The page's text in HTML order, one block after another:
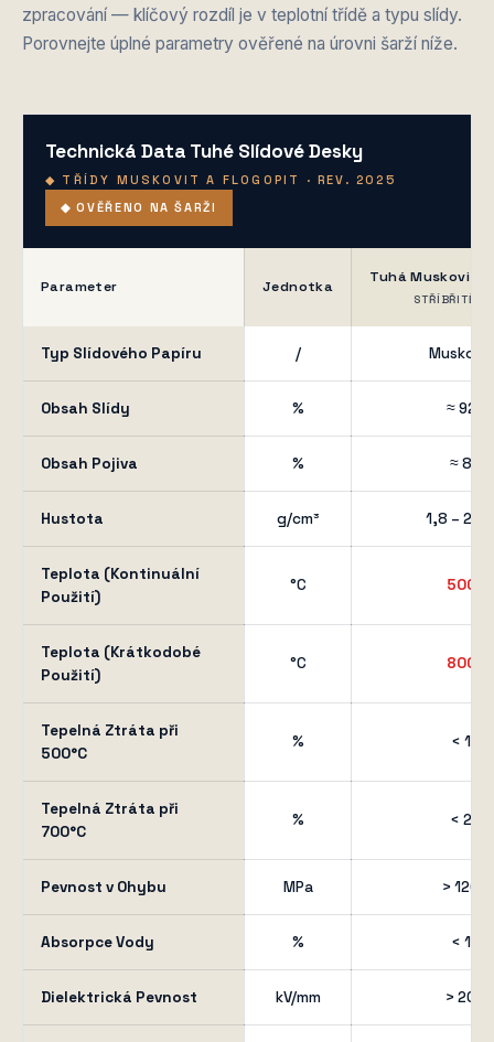
zpracování — klíčový rozdíl je v teplotní třídě a typu slídy.
Porovnejte úplné parametry ověřené na úrovni šarží níže.
Technická Data Tuhé Slídové Desky
◆ TŘÍDY MUSKOVIT A FLOGOPIT · REV. 2025
◆ OVĚŘENO NA ŠARŽI
Parameter Jednotka
Tuhá
STŘÍBŘITĚ
Typ Slídového Papíru / Muskovit
Obsah Slídy % ≈ 92
Obsah Pojiva % ≈ 8
Hustota g/cm³ 1,8 –
Teplota (Kontinuální
Použití)
°C 500
Teplota (Krátkodobé
Použití)
°C 800
Tepelná Ztráta při
500°C
% < 1
Tepelná Ztráta při
700°C
% < 2
Pevnost v Ohybu MPa > 120
Absorpce Vody % < 1
Dielektrická Pevnost kV/mm > 20